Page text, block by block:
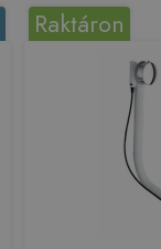
Raktáron